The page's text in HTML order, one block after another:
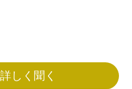
しく聞く